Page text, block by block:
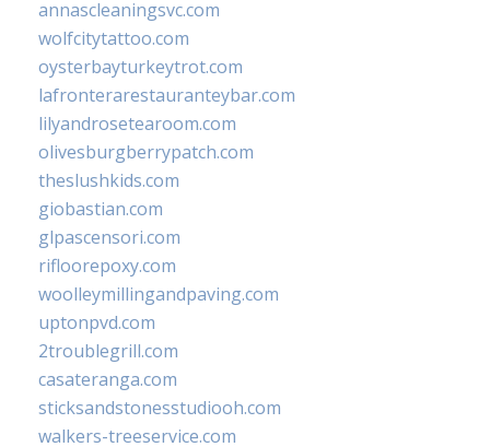
annascleaningsvc.com
wolfcitytattoo.com
oysterbayturkeytrot.com
lafronterarestauranteybar.com
lilyandrosetearoom.com
olivesburgberrypatch.com
theslushkids.com
giobastian.com
glpascensori.com
rifloorepoxy.com
woolleymillingandpaving.com
uptonpvd.com
2troublegrill.com
casateranga.com
sticksandstonesstudiooh.com
walkers-treeservice.com